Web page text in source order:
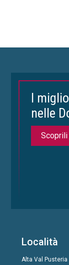
I
nelle
Scoprili
Località
Alta Val Pusteria